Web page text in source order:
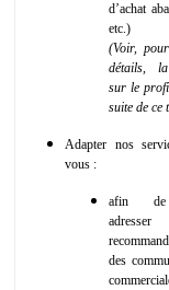
d’achat
etc.)
(Voir,
détails,
sur le
suite de ce
Adapter nos
vous :
afin
des